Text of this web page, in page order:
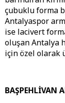
çubuklu forma
Antalyaspor
ise lacivert
oluşan Antalya
için özel olarak
BAŞPEHLİVAN